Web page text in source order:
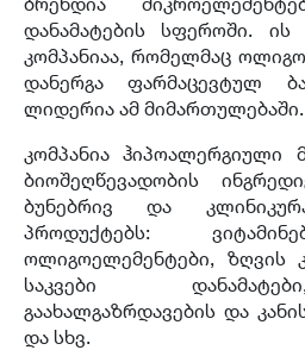
დანამატების სფეროში.
კომპანიაა, რომელმაც
დანერგა ფარმაცევტულ
ლიდერია ამ მიმართულებაში.
კომპანია ჰიპოალერგიული
ბიოშეღწევადობის
ბუნებრივ და
პროდუქტებს:
ოლიგოელემენტები, ზღვის
საკვები
გაახალგაზრდავების და
და სხვ.